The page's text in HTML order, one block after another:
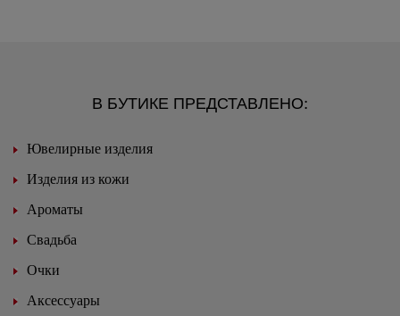
В БУТИКЕ ПРЕДСТАВЛЕНО:
Ювелирные изделия
Изделия из кожи
Ароматы
Свадьба
Очки
Аксессуары